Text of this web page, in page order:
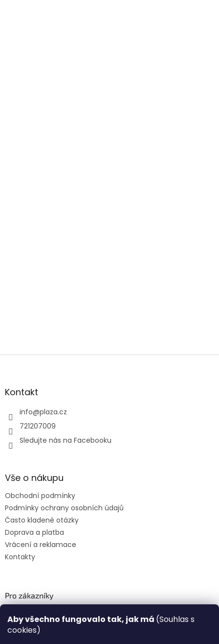
Aby všechno fungovalo tak, jak má (Souhlas s
cookies)
Kontakt
info@plaza.cz
721207009
Sledujte nás na Facebooku
Vše o nákupu
Obchodní podmínky
Podmínky ochrany osobních údajů
Často kladené otázky
Doprava a platba
Vrácení a reklamace
Kontakty
Pro zákazníky
Recenze ✅
Věrnostní program PLAZA Bonus™